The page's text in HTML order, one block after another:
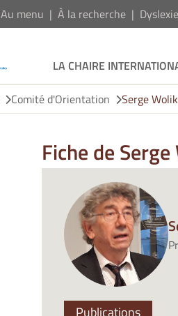
Au menu À la recherche Dyslexie
LA CHAIRE
Comité d'Orientation Serge
Fiche de
Publications